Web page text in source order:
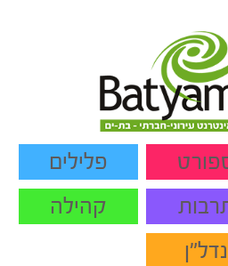
פלילים
קהילה
נדל"ן